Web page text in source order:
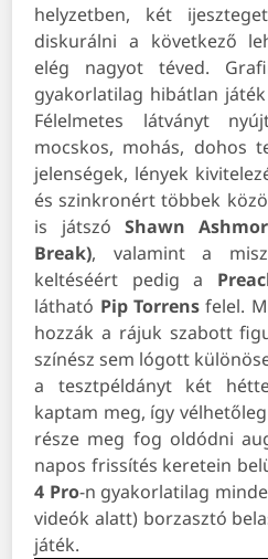
helyzetben, két
diskurálni a következő
elég nagyot téved.
gyakorlatilag hibátlan
Félelmetes látványt
mocskos, mohás, dohos
jelenségek, lények
és szinkronért többek
is játszó Shawn
Break), valamint a
keltéséért pedig a
látható Pip Torrensfelel.
hozzák a rájuk szabott
színész sem lógott
a tesztpéldányt két
kaptam meg, így
része meg fog oldódni
napos frissítés keretein
4 Pro-n gyakorlatilag
videók alatt) borzasztó
játék.